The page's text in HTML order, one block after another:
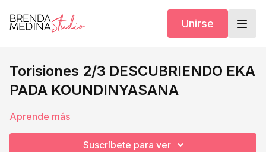
Unirse
Torisiones 2/3 DESCUBRIENDO EKA
PADA KOUNDINYASANA
Aprende más
Suscríbete para ver